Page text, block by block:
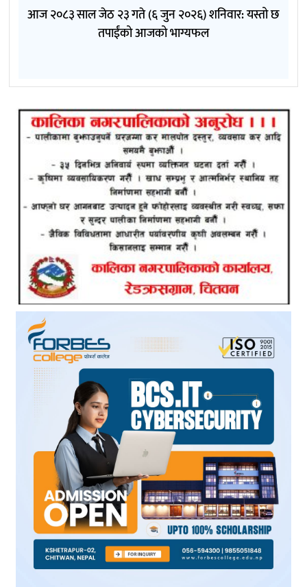
आज २०८३ साल जेठ २३ गते (६ जुन २०२६) शनिवार: यस्तो छ
तपाईंको आजको भाग्यफल